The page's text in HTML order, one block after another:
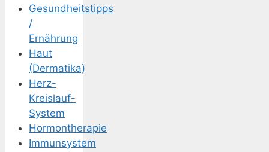
Gesundheitstipps
/
Ernährung
Haut
(Dermatika)
Herz-
Kreislauf-
System
Hormontherapie
Immunsystem